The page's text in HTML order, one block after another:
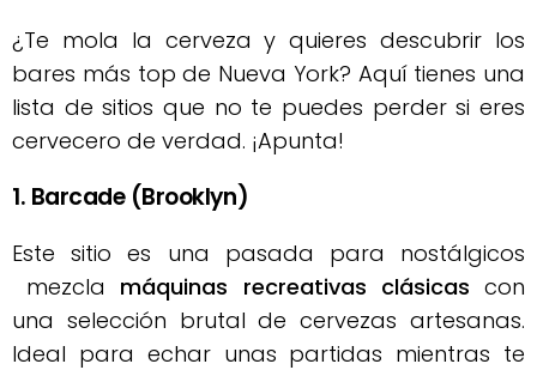
¿Te mola la cerveza y quieres descubrir los
bares más top de Nueva York? Aquí tienes una
lista de sitios que no te puedes perder si eres
cervecero de verdad. ¡Apunta!
1. Barcade (Brooklyn)
Este sitio es una pasada para nostálgicos
mezcla máquinas recreativas clásicas con
una selección brutal de cervezas artesanas.
Ideal para echar unas partidas mientras te